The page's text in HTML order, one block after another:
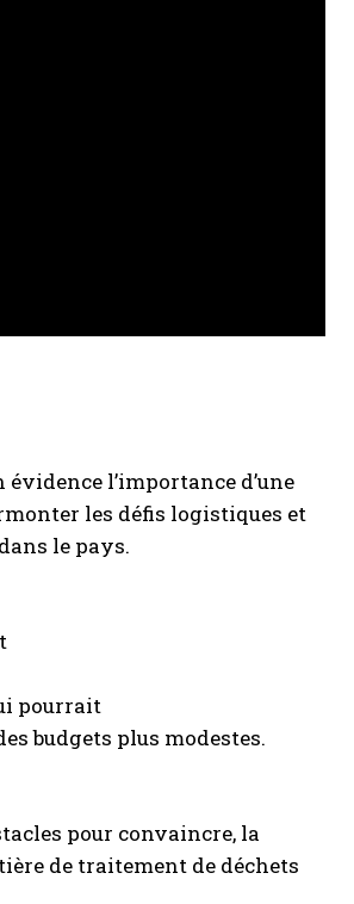
l’importance d’une
les défis logistiques et
le pays.
pourrait
budgets plus modestes.
pour convaincre, la
de traitement de déchets